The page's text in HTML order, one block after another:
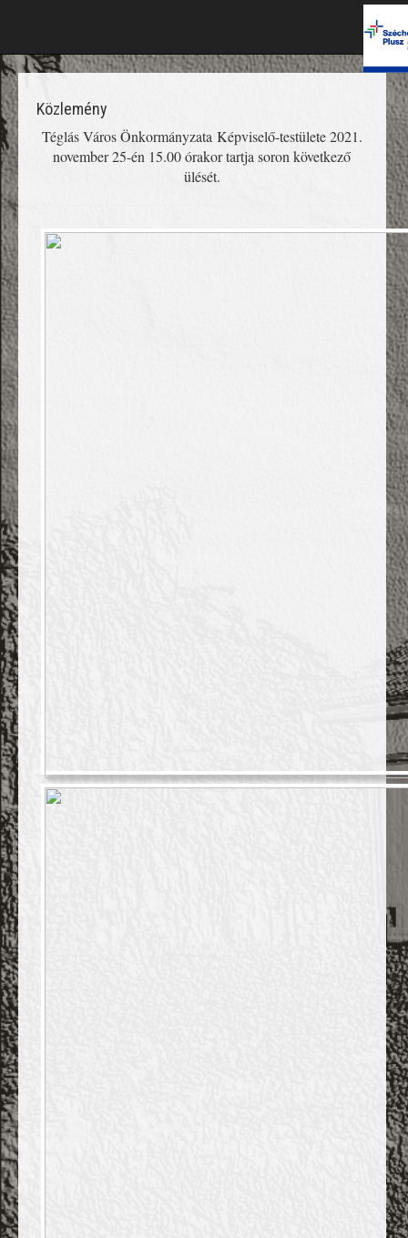
Közlemény
Téglás Város Önkormányzata Képviselő-testülete 2021.
november 25-én 15.00 órakor tartja soron következő
ülését.